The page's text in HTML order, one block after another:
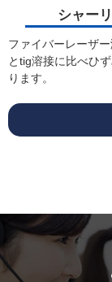
シャー
ファイバーレーザ
とtig溶接に比べひ
ります。